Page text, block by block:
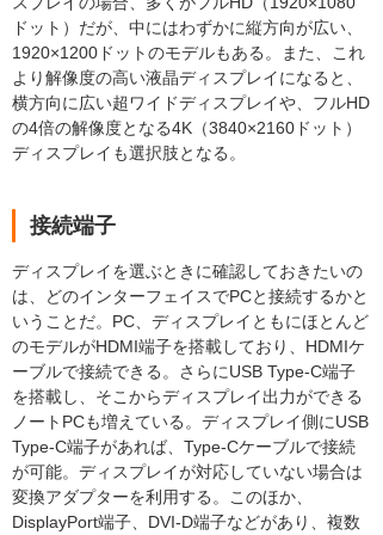
ドット）だが、中にはわずかに縦方向が広い、
1920×1200ドットのモデルもある。また、これ
より解像度の高い液晶ディスプレイになると、
横方向に広い超ワイドディスプレイや、フルHD
の4倍の解像度となる4K（3840×2160ドット）
ディスプレイも選択肢となる。
接続端子
ディスプレイを選ぶときに確認しておきたいの
は、どのインターフェイスでPCと接続するかと
いうことだ。PC、ディスプレイともにほとんど
のモデルがHDMI端子を搭載しており、HDMIケ
ーブルで接続できる。さらにUSB Type-C端子
を搭載し、そこからディスプレイ出力ができる
ノートPCも増えている。ディスプレイ側にUSB
Type-C端子があれば、Type-Cケーブルで接続
が可能。ディスプレイが対応していない場合は
変換アダプターを利用する。このほか、
DisplayPort端子、DVI-D端子などがあり、複数